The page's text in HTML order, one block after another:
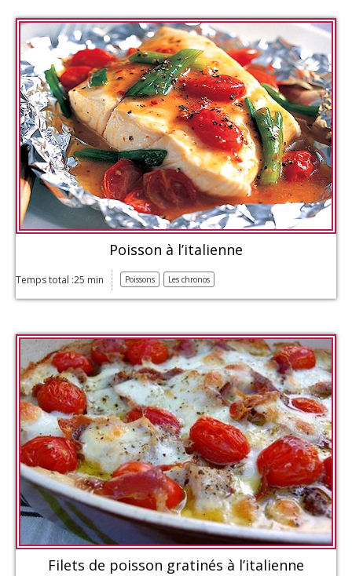
Poisson à l’italienne
Temps total :25 min Poissons Les chronos
Filets de poisson gratinés à l’italienne